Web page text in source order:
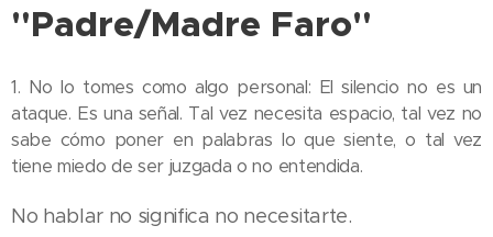
"Padre/Madre Faro"
1. No lo tomes como algo personal: El silencio no es un
ataque. Es una señal. Tal vez necesita espacio, tal vez no
sabe cómo poner en palabras lo que siente, o tal vez
tiene miedo de ser juzgada o no entendida.
No hablar no significa no necesitarte.